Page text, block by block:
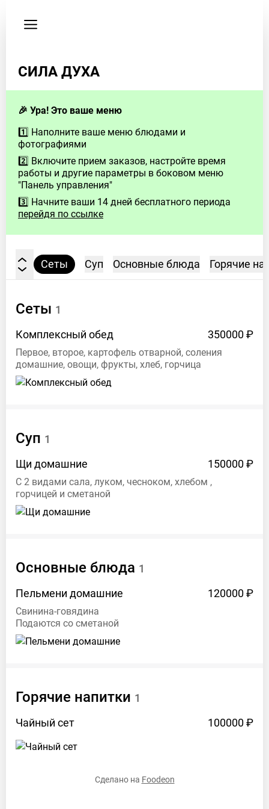
соглашение
+84
409
СИЛА ДУХА
🎉 Ура! Это ваше меню
1️⃣ Наполните ваше меню блюдами и
фотографиями
2️⃣ Включите прием заказов, настройте время
работы и другие параметры в боковом меню
"Панель управления"
3️⃣ Начните ваши 14 дней бесплатного периода
перейдя по ссылке
Сеты Суп Основные блюда Горячие
Сеты 1
Комплексный обед 350000 ₽
Первое, второе, картофель отварной, соления
домашние, овощи, фрукты, хлеб, горчица
Суп 1
Щи домашние 150000 ₽
С 2 видами сала, луком, чесноком, хлебом ,
горчицей и сметаной
Основные блюда 1
Пельмени домашние 120000 ₽
Свинина-говядина
Подаются со сметаной
Горячие напитки 1
Чайный сет 100000 ₽
Сделано на Foodeon